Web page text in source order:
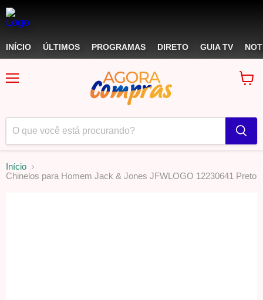
INÍCIO ÚLTIMOS PROGRAMAS DIRETO GUIA TV
Início
Chinelos para Homem Jack & Jones JFWLOGO 12230641 Preto